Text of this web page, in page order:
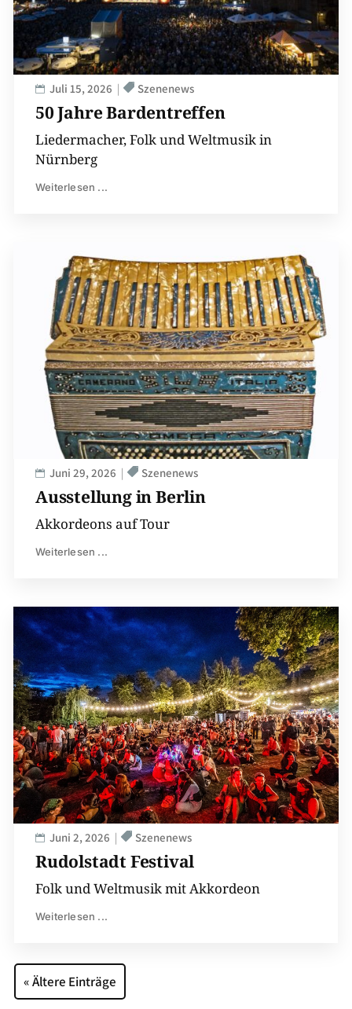
50 Jahre Bardentreffen
Juli 15, 2026 Szenenews
Liedermacher, Folk und Weltmusik in
Nürnberg
Weiterlesen ...
Ausstellung in Berlin
Juni 29, 2026 Szenenews
Akkordeons auf Tour
Weiterlesen ...
Rudolstadt Festival
Juni 2, 2026 Szenenews
Folk und Weltmusik mit Akkordeon
Weiterlesen ...
« Ältere Einträge